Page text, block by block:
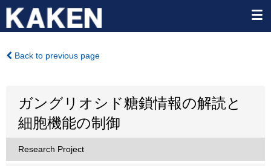
Back to previous page
ガングリオシド糖鎖情報の解読と
細胞機能の制御
Research Project